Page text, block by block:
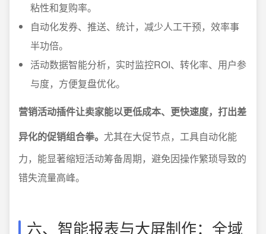
粘性和复购率。
自动化发券、推送、统计，减少人工干预，效率事
半功倍。
活动数据智能分析，实时监控ROI、转化率、用户参
与度，方便复盘优化。
营销活动插件让卖家能以更低成本、更快速度，打出差
异化的促销组合拳。 尤其在大促节点，工具自动化能
力，能显著缩短活动筹备周期，避免因操作繁琐导致的
错失流量高峰。
六、智能报表与大屏制作：全域